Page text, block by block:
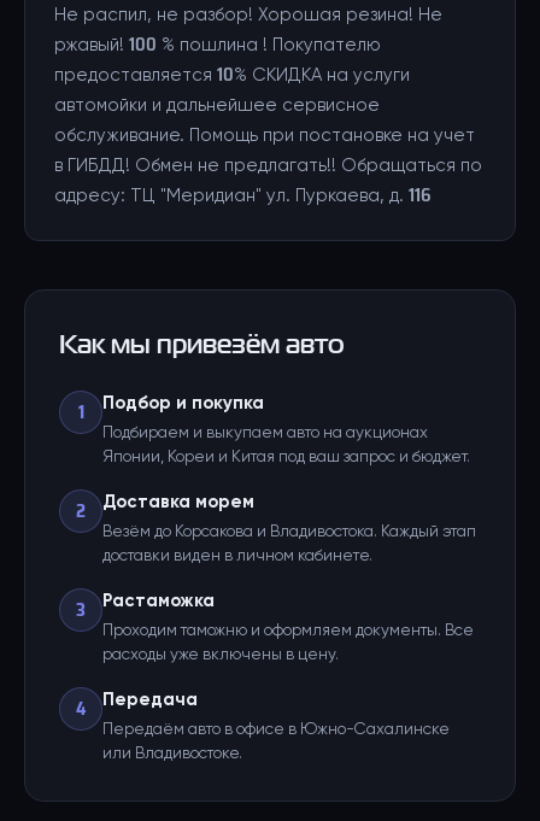
Не распил, не разбор! Хорошая резина! Не
ржавый! 100 % пошлина ! Покупателю
предоставляется 10% СКИДКА на услуги
автомойки и дальнейшее сервисное
обслуживание. Помощь при постановке на учет
в ГИБДД! Обмен не предлагать!! Обращаться по
адресу: ТЦ "Меридиан" ул. Пуркаева, д. 116
Как мы привезём авто
1 Подбор и покупка
Подбираем и выкупаем авто на аукционах
Японии, Кореи и Китая под ваш запрос и бюджет.
2 Доставка морем
Везём до Корсакова и Владивостока. Каждый этап
доставки виден в личном кабинете.
3 Растаможка
Проходим таможню и оформляем документы. Все
расходы уже включены в цену.
4 Передача
Передаём авто в офисе в Южно-Сахалинске
или Владивостоке.